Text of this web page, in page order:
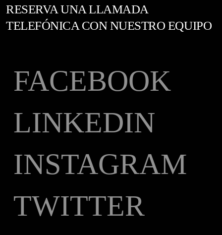
RESERVA UNA LLAMADA
TELEFÓNICA CON NUESTRO EQUIPO
FACEBOOK
LINKEDIN
INSTAGRAM
TWITTER